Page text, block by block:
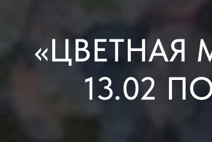
«ЦВЕТНАЯ
13.02